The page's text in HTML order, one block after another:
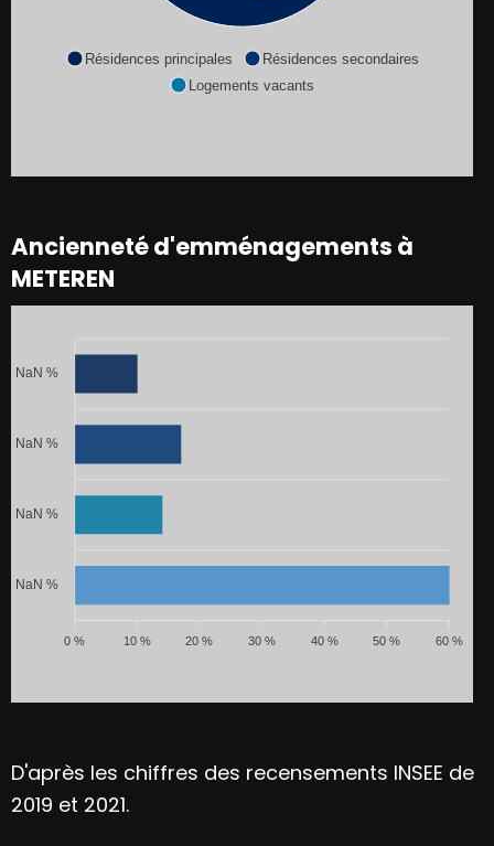
Résidences principales
Résidences secondaires
Logements vacants
Ancienneté d'emménagements à
METEREN
NaN %
NaN %
NaN %
NaN %
60 %
50 %
40 %
30 %
20 %
10 %
0 %
D'après les chiffres des recensements INSEE de
2019 et 2021.